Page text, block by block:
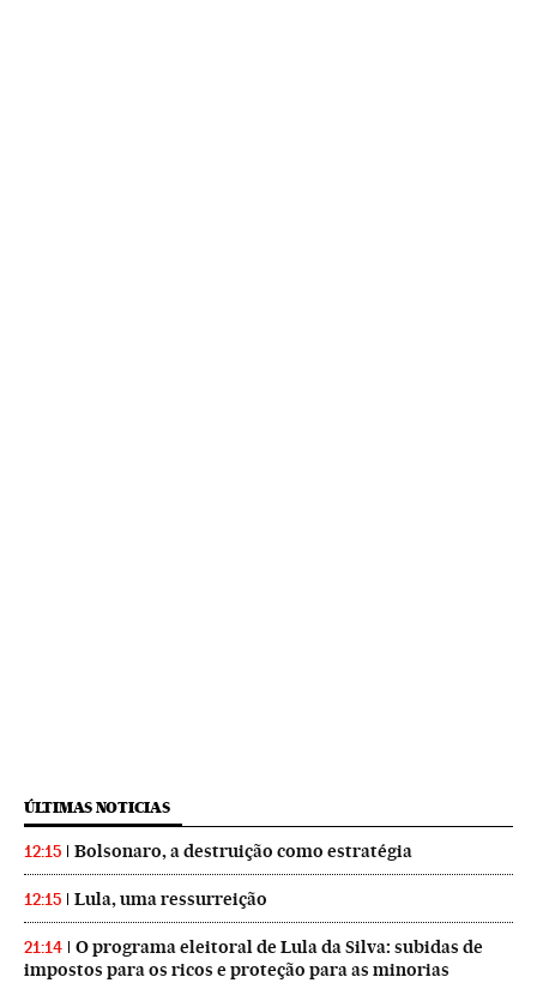
ÚLTIMAS NOTICIAS
12:15 Bolsonaro, a destruição como estratégia
12:15 Lula, uma ressurreição
21:14
O programa eleitoral de Lula da Silva: subidas de
impostos para os ricos e proteção para as minorias